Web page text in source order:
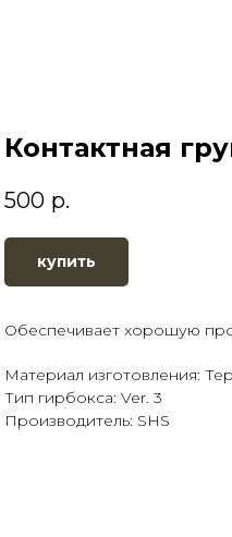
Контактная
500 р.
купить
Обеспечивает хорошую
Материал изготовления:
Тип гирбокса: Ver. 3
Производитель: SHS